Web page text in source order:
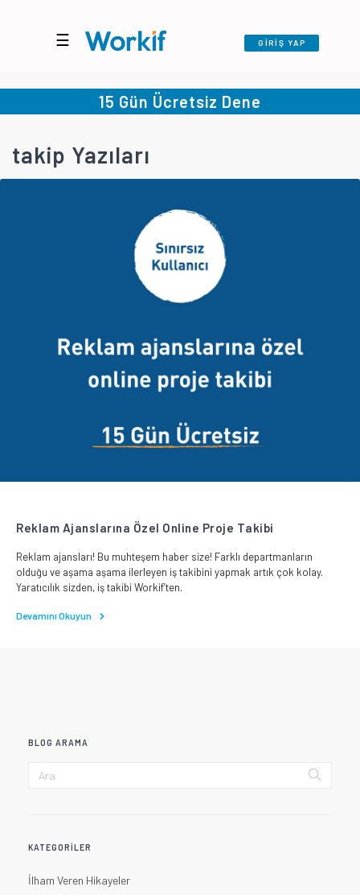
☰ GİRİŞ YAP
15 Gün Ücretsiz Dene
takip Yazıları
Reklam Ajanslarına Özel Online Proje Takibi
Reklam ajansları! Bu muhteşem haber size! Farklı departmanların
olduğu ve aşama aşama ilerleyen iş takibini yapmak artık çok kolay.
Yaratıcılık sizden, iş takibi Workif’ten.
Devamını Okuyun
BLOG ARAMA
KATEGORILER
İlham Veren Hikayeler